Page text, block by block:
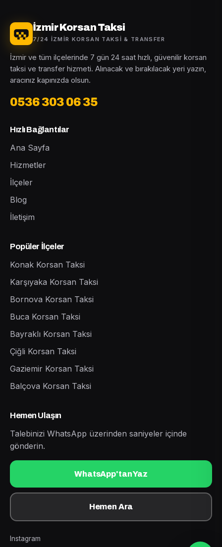
İzmir Korsan Taksi
7/24 İZMIR KORSAN TAKSI & TRANSFER
İzmir ve tüm ilçelerinde 7 gün 24 saat hızlı, güvenilir korsan
taksi ve transfer hizmeti. Alınacak ve bırakılacak yeri yazın,
aracınız kapınızda olsun.
0536 303 06 35
Hızlı Bağlantılar
Ana Sayfa
Hizmetler
İlçeler
Blog
İletişim
Popüler İlçeler
Konak Korsan Taksi
Karşıyaka Korsan Taksi
Bornova Korsan Taksi
Buca Korsan Taksi
Bayraklı Korsan Taksi
Çiğli Korsan Taksi
Gaziemir Korsan Taksi
Balçova Korsan Taksi
Hemen Ulaşın
Talebinizi WhatsApp üzerinden saniyeler içinde
gönderin.
WhatsApp'tan Yaz
Hemen Ara
Instagram